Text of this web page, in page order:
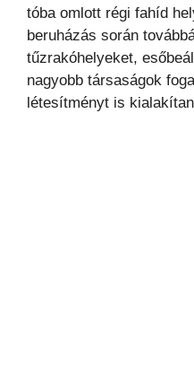
tóba omlott régi fahíd
beruházás során
tűzrakóhelyeket,
nagyobb társaságok
létesítményt is